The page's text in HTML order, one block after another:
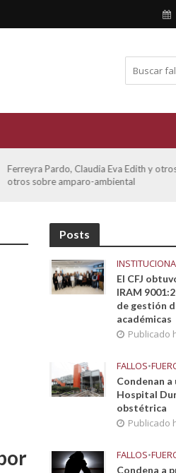
Ferreyra Pardo, Claudia Eva Edith y
otros sobre amparo-ambiental
Posts
El CFJ
IRAM
de gestión
académicas
Publicado
FALLOS•
Condenan
Hospital
obstétrica
Publicado
FALLOS•
Condena a